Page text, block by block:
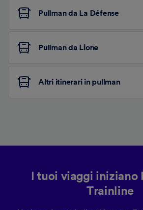
Pullman da La Défense
Pullman da Lione
Altri itinerari in pullman
I tuoi viaggi iniziano
Trainline